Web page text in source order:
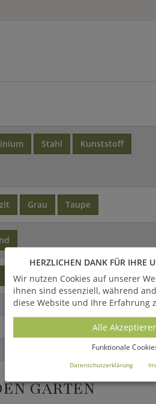
Stahl Kunststoff
Grau Taupe
GARTEN
HERZLICHEN DANK FÜR IHRE
Wir nutzen Cookies auf unserer
ihnen sind essenziell, während
diese Website und Ihre Erfahrung
Alle
Funktionale
Datenschutzerklärung